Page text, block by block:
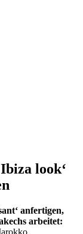
look‘
anfertigen,
arbeitet: